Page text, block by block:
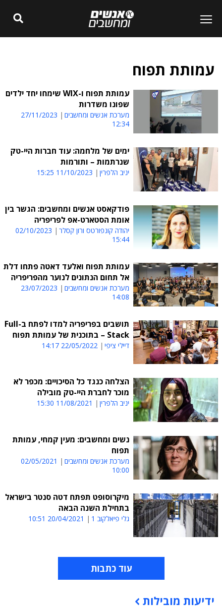
עמותת תפוח
עמותת תפוח ו-WIX שימחו יחד ילדים
שפונו משדרות
מערכת אנשים ומחשבים
27/11/2023
12:34
ימים של מלחמה: עוד חברות היי-טק
שנרתמות – ותורמות
יניב הלפרין 11/10/2023 15:25
פודקאסט אנשים ומחשבים: הגשר בין
אומת הסטארט-אפ לפריפריה
יהודה קונפורטס ורון קסלר
02/10/2023
15:44
עמותת תפוח ואלעד דאטה פתחו דלת
אל תחום הנתונים לנוער מהפריפריה
מערכת אנשים ומחשבים
23/07/2023
14:08
תושבים בפריפריה למדו לפתח ב-Full
Stack – בתוכנית של עמותת תפוח
דיילי ציפי 22/05/2022 14:17
הצלחה כנגד כל הסיכויים: מכפר לא
מוכר לחברת היי-טק מובילה
יניב הלפרין 11/08/2021 15:30
נשים ומחשבים: מעין קמחי, עמותת
תפוח
מערכת אנשים ומחשבים
02/05/2021
10:00
מיקרוסופט תפתח דטה סנטר בישראל
בתחילת השנה הבאה
גלי פיאלקוב 1 20/04/2021 10:51
עוד כתבות
תוכן פרסומי
ידיעות מובילות